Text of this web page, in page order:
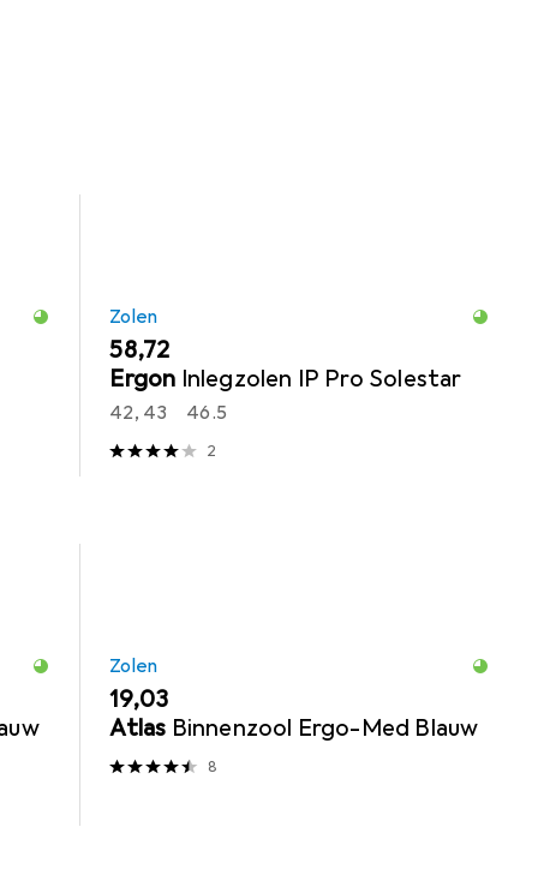
Zolen
EUR
58,72
Ergon Inlegzolen IP Pro Solestar
42, 43 46.5
2
Zolen
EUR
19,03
Atlas Binnenzool Ergo-Med Blauw
8